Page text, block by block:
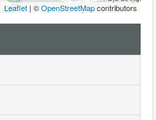
Leaflet | ©OpenStreetMapcontributors